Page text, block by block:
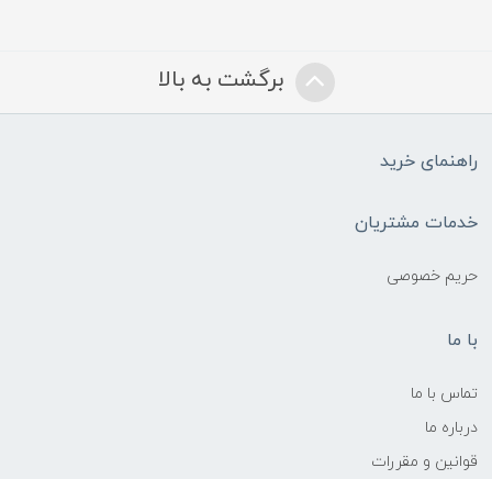
برگشت به بالا
راهنمای خرید
خدمات مشتریان
حریم خصوصی
با ما
تماس با ما
درباره ما
قوانین و مقررات